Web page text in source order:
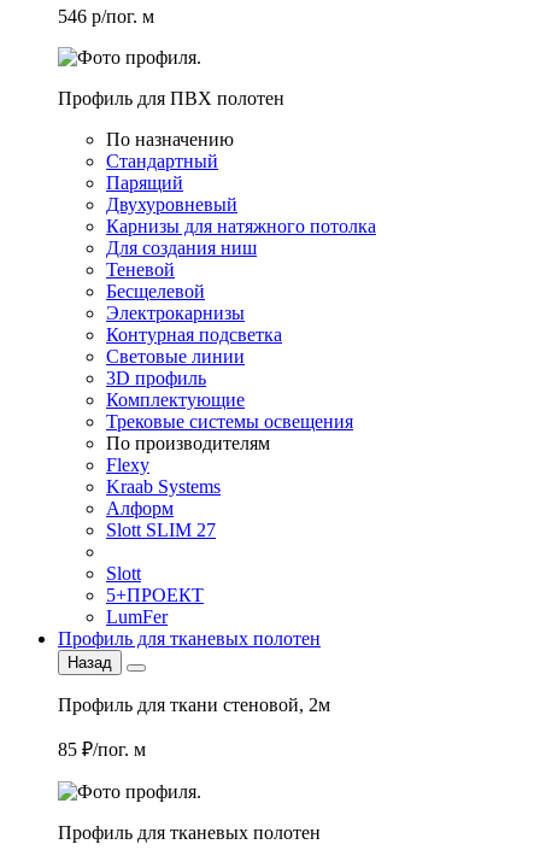
546 р/пог. м
Профиль для ПВХ полотен
По назначению
Стандартный
Парящий
Двухуровневый
Карнизы для натяжного потолка
Для создания ниш
Теневой
Бесщелевой
Электрокарнизы
Контурная подсветка
Световые линии
3D профиль
Комплектующие
Трековые системы освещения
По производителям
Flexy
Kraab Systems
Алформ
Slott SLIM 27
Slott
5+ПРОЕКТ
LumFer
Профиль для тканевых полотен
Назад
Профиль для ткани стеновой, 2м
85 ₽/пог. м
Профиль для тканевых полотен